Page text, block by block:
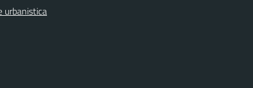
urbanistica